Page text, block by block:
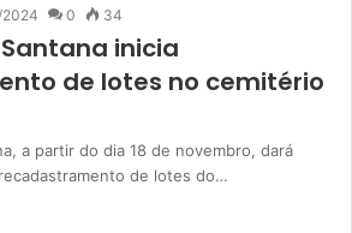
0 34
inicia
de lotes no cemitério
a partir do dia 18 de novembro, dará
de lotes do…